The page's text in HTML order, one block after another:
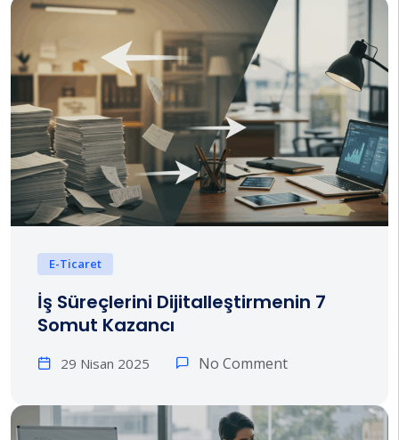
E-Ticaret
İş Süreçlerini Dijitalleştirmenin 7
Somut Kazancı
29 Nisan 2025 No Comment